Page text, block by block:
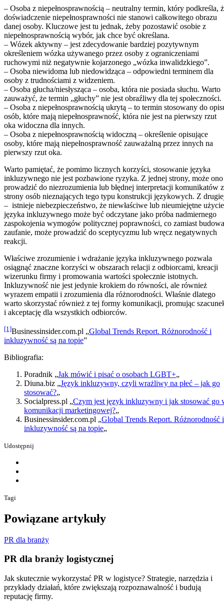
– Osoba z niepełnosprawnością – neutralny termin, który podkreśla,
doświadczenie niepełnosprawności nie stanowi całkowitego obrazu
danej osoby. Kluczowe jest tu jednak, żeby pozostawić osobie z
niepełnosprawnością wybór, jak chce być określana.
– Wózek aktywny – jest zdecydowanie bardziej pozytywnym
określeniem wózka używanego przez osoby z ograniczeniami
ruchowymi niż negatywnie kojarzonego „wózka inwalidzkiego”.
– Osoba niewidoma lub niedowidząca – odpowiedni terminem dla
osoby z trudnościami z widzeniem.
– Osoba głucha/niesłysząca – osoba, która nie posiada słuchu. Warto
zauważyć, że termin „głuchy” nie jest obraźliwy dla tej społeczności.
– Osoba z niepełnosprawnością ukrytą – to termin stosowany do
osób, które mają niepełnosprawność, która nie jest na pierwszy rzut
oka widoczna dla innych.
– Osoba z niepełnosprawnością widoczną – określenie opisujące
osoby, które mają niepełnosprawność zauważalną przez innych na
pierwszy rzut oka.
Warto pamiętać, że pomimo licznych korzyści, stosowanie języka
inkluzywnego nie jest pozbawione ryzyka. Z jednej strony, może ono
prowadzić do niezrozumienia lub błędnej interpretacji komunikatów
strony osób nieznających tego typu konstrukcji językowych. Z
– istnieje niebezpieczeństwo, że niewłaściwe lub nieumiejętne użycie
języka inkluzywnego może być odczytane jako próba nadmiernego
zaspokojenia wymogów politycznej poprawności, co zamiast
zaufanie, może prowadzić do sceptycyzmu lub wręcz negatywnych
reakcji.
Właściwe zrozumienie i wdrażanie języka inkluzywnego pozwala
osiągnąć znaczne korzyści w obszarach relacji z odbiorcami, kreacji
wizerunku firmy i promowania wartości społecznie istotnych.
Inkluzywność nie jest jedynie krokiem do równości, ale również
wyrazem empatii i zrozumienia dla różnorodności. Właśnie dlatego
warto skorzystać również z tej formy komunikacji, promując
i akceptację dla wszystkich odbiorców.
[1]Businessinsider.com.pl „Global Trends Report. Różnorodność i
inkluzywność są na topie”
Bibliografia:
Poradnik „Jak mówić i pisać o osobach LGBT+„
Diuna.biz „Język inkluzywny, czyli wrażliwy na płeć – jak go
stosować?„
Socialpress.pl „Czym jest język inkluzywny i jak stosować go
komunikacji marketingowej?„
Businessinsider.com.pl „Global Trends Report. Różnorodność i
inkluzywność są na topie„
Udostępnij
Tagi
Powiązane artykuły
PR dla branży
PR dla branży logistycznej
Jak skutecznie wykorzystać PR w logistyce? Strategie, narzędzia i
przykłady działań, które zwiększają rozpoznawalność i budują
reputację firmy.